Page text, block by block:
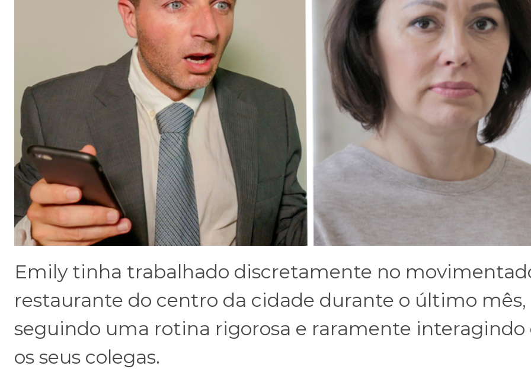
Emily tinha trabalhado discretamente no
restaurante do centro da cidade durante o último mês,
seguindo uma rotina rigorosa e raramente interagindo
os seus colegas.